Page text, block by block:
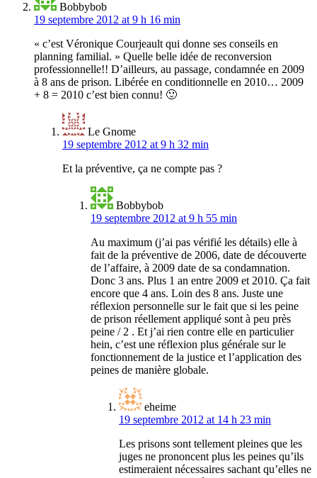
Bobbybob
19 septembre 2012 at 9 h 16 min
« c’est Véronique Courjeault qui donne ses conseils en
planning familial. » Quelle belle idée de reconversion
professionnelle!! D’ailleurs, au passage, condamnée en 2009
à 8 ans de prison. Libérée en conditionnelle en 2010… 2009
+ 8 = 2010 c’est bien connu! 🙂
Le Gnome
19 septembre 2012 at 9 h 32 min
Et la préventive, ça ne compte pas ?
Bobbybob
19 septembre 2012 at 9 h 55 min
Au maximum (j’ai pas vérifié les détails) elle à
fait de la préventive de 2006, date de découverte
de l’affaire, à 2009 date de sa condamnation.
Donc 3 ans. Plus 1 an entre 2009 et 2010. Ça fait
encore que 4 ans. Loin des 8 ans. Juste une
réflexion personnelle sur le fait que si les peine
de prison réellement appliqué sont à peu près
peine / 2 . Et j’ai rien contre elle en particulier
hein, c’est une réflexion plus générale sur le
fonctionnement de la justice et l’application des
peines de manière globale.
eheime
19 septembre 2012 at 14 h 23 min
Les prisons sont tellement pleines que les
juges ne prononcent plus les peines qu’ils
estimeraient nécessaires sachant qu’elles ne